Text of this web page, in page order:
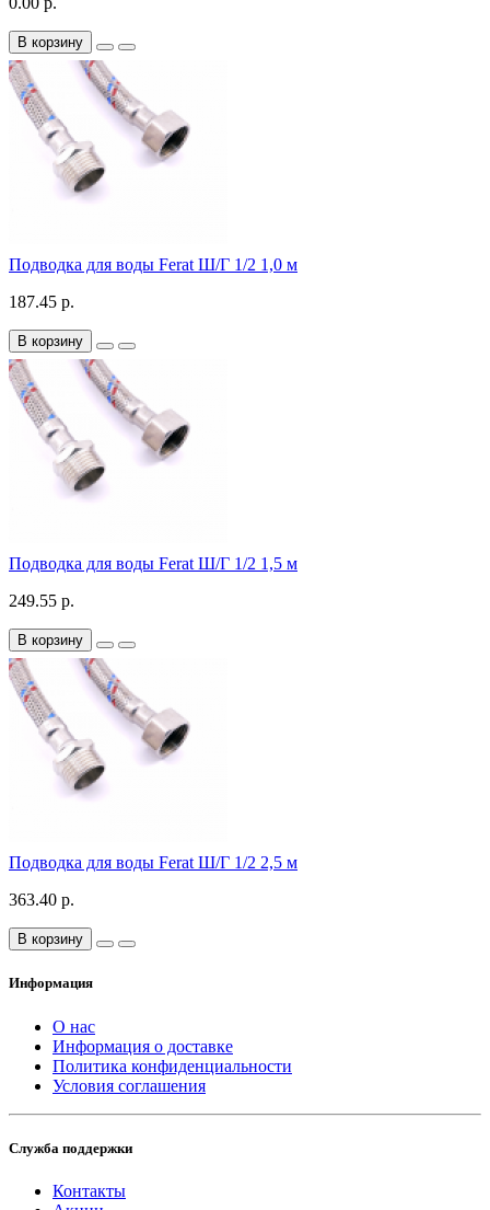
В корзину
Подводка для воды Ferat Ш/Г 1/2 1,0 м
187.45 р.
В корзину
Подводка для воды Ferat Ш/Г 1/2 1,5 м
249.55 р.
В корзину
Подводка для воды Ferat Ш/Г 1/2 2,5 м
363.40 р.
В корзину
Информация
О нас
Информация о доставке
Политика конфиденциальности
Условия соглашения
Служба поддержки
Контакты